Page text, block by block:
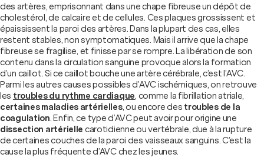
des artères, emprisonnant dans une chape fibreuse un dépôt de
cholestérol, de calcaire et de cellules. Ces plaques grossissent et
épaississent la paroi des artères. Dans la plupart des cas, elles
restent stables, non symptomatiques. Mais il arrive que la chape
fibreuse se fragilise, et finisse par se rompre. La libération de son
contenu dans la circulation sanguine provoque alors la formation
d’un caillot. Si ce caillot bouche une artère cérébrale, c’est l’AVC.
Parmi les autres causes possibles d’AVC ischémiques, on retrouve
les troubles du rythme cardiaque, comme la fibrillation atriale,
certaines maladies artérielles, ou encore des troubles de la
coagulation. Enfin, ce type d’AVC peut avoir pour origine une
dissection artérielle carotidienne ou vertébrale, due à la rupture
de certaines couches de la paroi des vaisseaux sanguins. C’est la
cause la plus fréquente d’AVC chez les jeunes.